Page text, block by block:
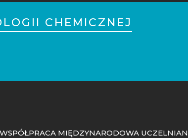
CHEMICZNEJ
WSPÓŁPRACA MIĘDZYNARODOWA